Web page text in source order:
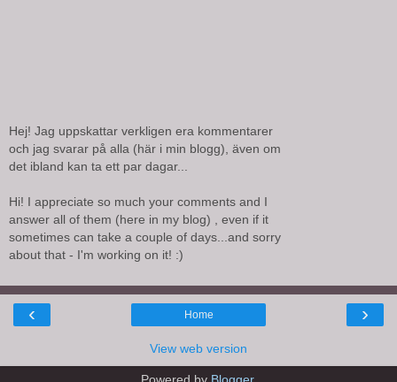
Hej! Jag uppskattar verkligen era kommentarer
och jag svarar på alla (här i min blogg), även om
det ibland kan ta ett par dagar...
Hi! I appreciate so much your comments and I
answer all of them (here in my blog) , even if it
sometimes can take a couple of days...and sorry
about that - I'm working on it! :)
‹ ›
Home
View web version
Powered by Blogger.